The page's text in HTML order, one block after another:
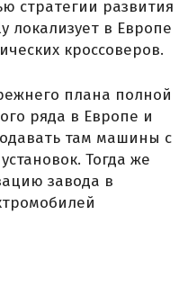
стратегии развития
локализует в Европе
кроссоверов.
плана полной
ряда в Европе и
там машины с
Тогда же
завода в